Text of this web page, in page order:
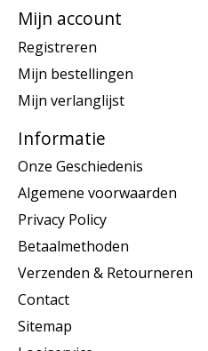
Mijn account
Registreren
Mijn bestellingen
Mijn verlanglijst
Informatie
Onze Geschiedenis
Algemene voorwaarden
Privacy Policy
Betaalmethoden
Verzenden & Retourneren
Contact
Sitemap